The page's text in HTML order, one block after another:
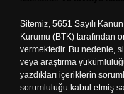
Sitemiz, 5651 Sayılı
Kurumu (BTK) tarafından
vermektedir. Bu nedenle,
veya araştırma
yazdıkları içeriklerin
sorumluluğu kabul etmiş